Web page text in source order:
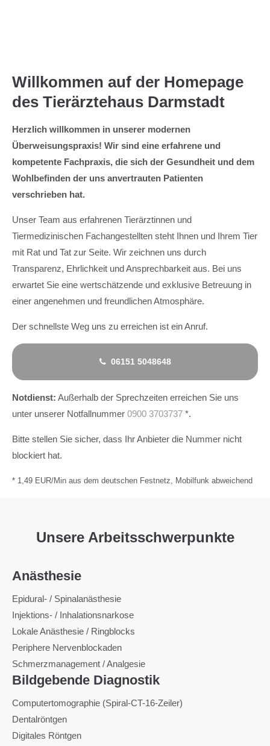
Willkommen auf der Homepage
des Tierärztehaus Darmstadt
Herzlich willkommen in unserer modernen
Überweisungspraxis! Wir sind eine erfahrene und
kompetente Fachpraxis, die sich der Gesundheit und dem
Wohlbefinden der uns anvertrauten Patienten
verschrieben hat.
Unser Team aus erfahrenen Tierärztinnen und
Tiermedizinischen Fachangestellten steht Ihnen und Ihrem Tier
mit Rat und Tat zur Seite. Wir zeichnen uns durch
Transparenz, Ehrlichkeit und Ansprechbarkeit aus. Bei uns
erwartet Sie eine wertschätzende und exklusive Betreuung in
einer angenehmen und freundlichen Atmosphäre.
Der schnellste Weg uns zu erreichen ist ein Anruf.
06151 5048648
Notdienst: Außerhalb der Sprechzeiten erreichen Sie uns
unter unserer Notfallnummer 0900 3703737 *.
Bitte stellen Sie sicher, dass Ihr Anbieter die Nummer nicht
blockiert hat.
* 1,49 EUR/Min aus dem deutschen Festnetz, Mobilfunk abweichend
Unsere Arbeitsschwerpunkte
Anästhesie
Epidural- / Spinalanästhesie
Injektions- / Inhalationsnarkose
Lokale Anästhesie / Ringblocks
Periphere Nervenblockaden
Schmerzmanagement / Analgesie
Bildgebende Diagnostik
Computertomographie (Spiral-CT-16-Zeiler)
Dentalröntgen
Digitales Röntgen